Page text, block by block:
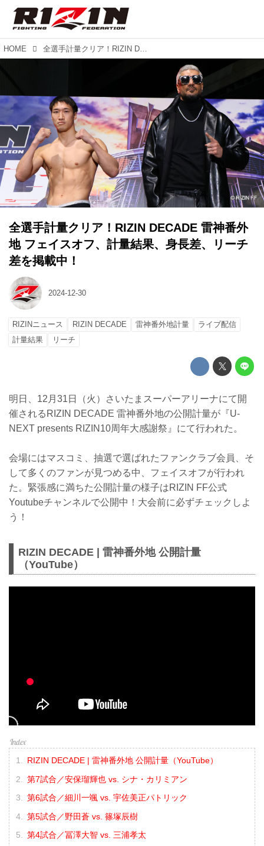
HOME 全選手計量クリア！RIZIN DECADE 雷神番外地 フェイスオフ、計量結果、身長差、リーチ差を掲載中！
全選手計量クリア！RIZIN DECADE 雷神番外
地 フェイスオフ、計量結果、身長差、リーチ
差を掲載中！
2024-12-30
RIZINニュース RIZIN DECADE 雷神番外地計量
ライブ配信
計量結果
リーチ
明日、12月31日（火）さいたまスーパーアリーナにて開
催されるRIZIN DECADE 雷神番外地の公開計量が『U-
NEXT presents RIZIN10周年大感謝祭』にて行われた。
会場にはマスコミ、抽選で選ばれたファンクラブ会員、そ
して多くのファンが見つめる中、フェイスオフが行われ
た。緊張感に満ちた公開計量の様子はRIZIN FF公式
Youtubeチャンネルで公開中！大会前に必ずチェックしよ
う！
RIZIN DECADE | 雷神番外地 公開計量
（YouTube）
RIZIN DECADE | 雷神番外地 公開計量（YouTube）
第7試合／安保瑠輝也 vs. シナ・カリミアン
第6試合／細川一颯 vs. 宇佐美正パトリック
第5試合／野田蒼 vs. 篠塚辰樹
第4試合／冨澤大智 vs. 三浦孝太